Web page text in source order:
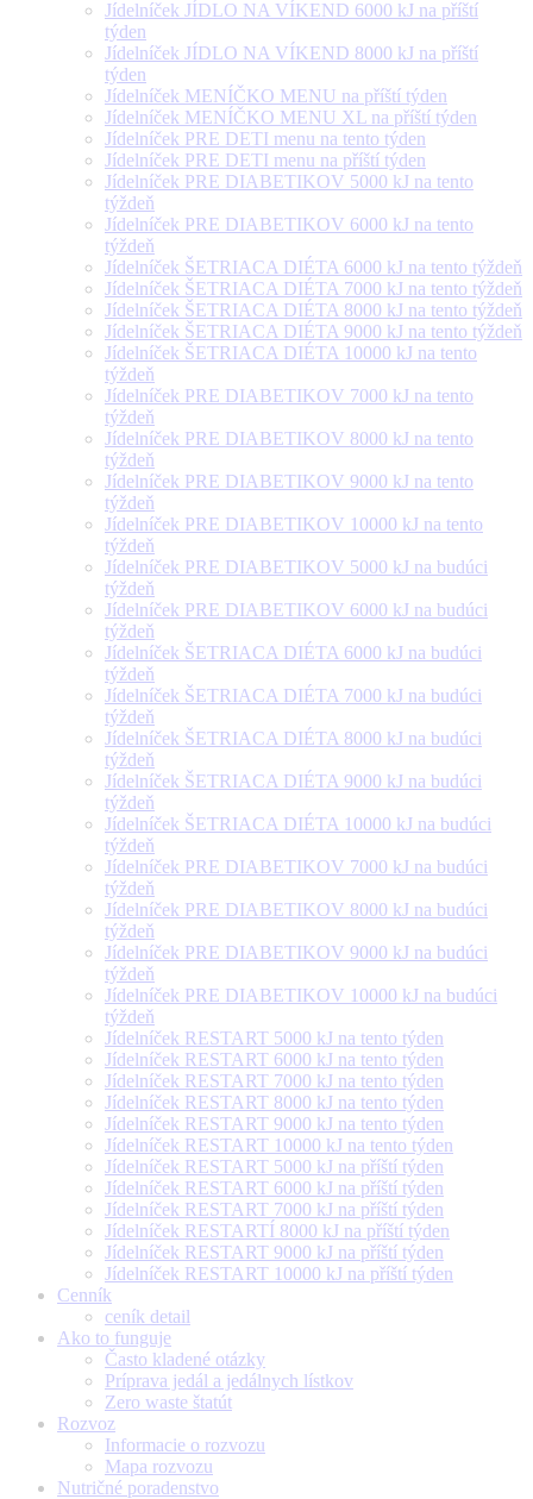
Jídelníček JÍDLO NA VÍKEND 6000 kJ na příští
týden
Jídelníček JÍDLO NA VÍKEND 8000 kJ na příští
týden
Jídelníček MENÍČKO MENU na příští týden
Jídelníček MENÍČKO MENU XL na příští týden
Jídelníček PRE DETI menu na tento týden
Jídelníček PRE DETI menu na příští týden
Jídelníček PRE DIABETIKOV 5000 kJ na tento
týždeň
Jídelníček PRE DIABETIKOV 6000 kJ na tento
týždeň
Jídelníček ŠETRIACA DIÉTA 6000 kJ na tento týždeň
Jídelníček ŠETRIACA DIÉTA 7000 kJ na tento týždeň
Jídelníček ŠETRIACA DIÉTA 8000 kJ na tento týždeň
Jídelníček ŠETRIACA DIÉTA 9000 kJ na tento týždeň
Jídelníček ŠETRIACA DIÉTA 10000 kJ na tento
týždeň
Jídelníček PRE DIABETIKOV 7000 kJ na tento
týždeň
Jídelníček PRE DIABETIKOV 8000 kJ na tento
týždeň
Jídelníček PRE DIABETIKOV 9000 kJ na tento
týždeň
Jídelníček PRE DIABETIKOV 10000 kJ na tento
týždeň
Jídelníček PRE DIABETIKOV 5000 kJ na budúci
týždeň
Jídelníček PRE DIABETIKOV 6000 kJ na budúci
týždeň
Jídelníček ŠETRIACA DIÉTA 6000 kJ na budúci
týždeň
Jídelníček ŠETRIACA DIÉTA 7000 kJ na budúci
týždeň
Jídelníček ŠETRIACA DIÉTA 8000 kJ na budúci
týždeň
Jídelníček ŠETRIACA DIÉTA 9000 kJ na budúci
týždeň
Jídelníček ŠETRIACA DIÉTA 10000 kJ na budúci
týždeň
Jídelníček PRE DIABETIKOV 7000 kJ na budúci
týždeň
Jídelníček PRE DIABETIKOV 8000 kJ na budúci
týždeň
Jídelníček PRE DIABETIKOV 9000 kJ na budúci
týždeň
Jídelníček PRE DIABETIKOV 10000 kJ na budúci
týždeň
Jídelníček RESTART 5000 kJ na tento týden
Jídelníček RESTART 6000 kJ na tento týden
Jídelníček RESTART 7000 kJ na tento týden
Jídelníček RESTART 8000 kJ na tento týden
Jídelníček RESTART 9000 kJ na tento týden
Jídelníček RESTART 10000 kJ na tento týden
Jídelníček RESTART 5000 kJ na příští týden
Jídelníček RESTART 6000 kJ na příští týden
Jídelníček RESTART 7000 kJ na příští týden
Jídelníček RESTARTÍ 8000 kJ na příští týden
Jídelníček RESTART 9000 kJ na příští týden
Jídelníček RESTART 10000 kJ na příští týden
Cenník
ceník detail
Ako to funguje
Často kladené otázky
Príprava jedál a jedálnych lístkov
Zero waste štatút
Rozvoz
Informacie o rozvozu
Mapa rozvozu
Nutričné poradenstvo